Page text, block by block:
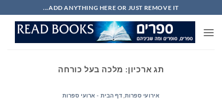
to
content
ADD ANYTHING HERE OR JUST REMOVE IT...
תג ארכיון: מלכה בעל כורחה
אירועי ספרות דף הבית - ארועי ספרות